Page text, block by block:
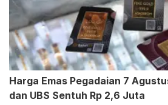
Harga Emas Pegadaian 7
dan UBS Sentuh Rp 2,6 Juta